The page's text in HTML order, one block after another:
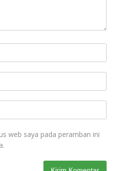
web saya pada peramban ini